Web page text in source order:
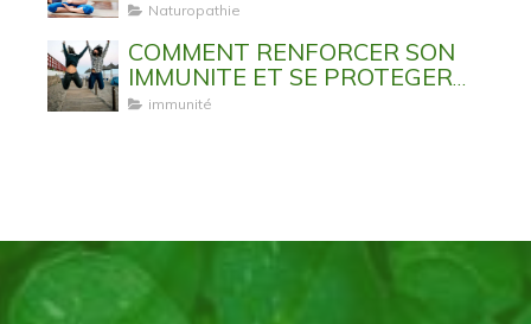
Naturopathie
COMMENT RENFORCER SON
IMMUNITE ET SE PROTEGER
DES VIRUS ET MALADIES
immunité